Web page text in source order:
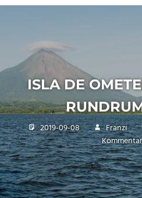
ISLA DE
2019-09-08 Franzi